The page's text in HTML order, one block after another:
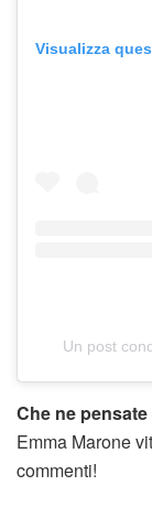
Visualizza
Un post
Che ne pensate
Emma Marone
commenti!